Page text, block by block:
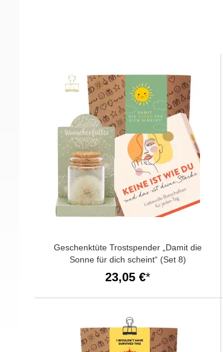
Geschenktüte Trostspender „Damit die
Sonne für dich scheint“ (Set 8)
23,05 €